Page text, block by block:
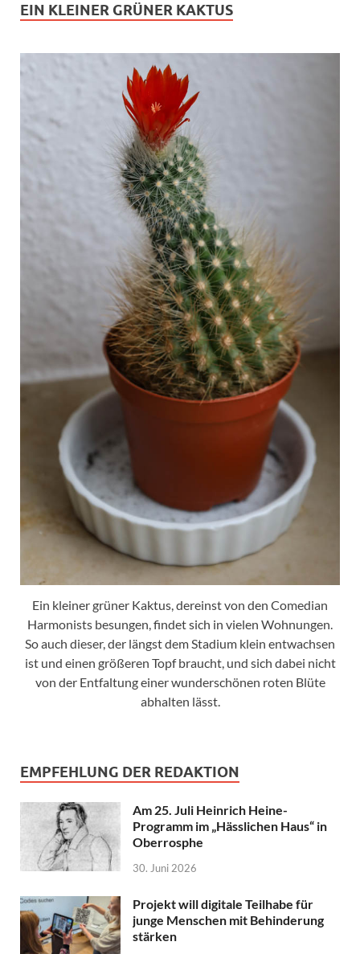
EIN KLEINER GRÜNER KAKTUS
Ein kleiner grüner Kaktus, dereinst von den Comedian
Harmonists besungen, findet sich in vielen Wohnungen.
So auch dieser, der längst dem Stadium klein entwachsen
ist und einen größeren Topf braucht, und sich dabei nicht
von der Entfaltung einer wunderschönen roten Blüte
abhalten lässt.
EMPFEHLUNG DER REDAKTION
Am 25. Juli Heinrich Heine-
Programm im „Hässlichen Haus“ in
Oberrosphe
30. Juni 2026
Projekt will digitale Teilhabe für
junge Menschen mit Behinderung
stärken